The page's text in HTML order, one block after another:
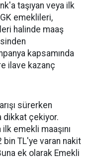
taşıyan veya ilk
emeklileri,
halinde maaş
kapsamında
ilave kazanç
sürerken
dikkat çekiyor.
ilk emekli maaşını
bin TL'ye varan nakit
ek olarak Emekli